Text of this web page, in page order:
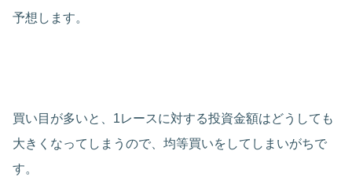
予想します。
買い目が多いと、1レースに対する投資金額はどうしても
大きくなってしまうので、均等買いをしてしまいがちで
す。